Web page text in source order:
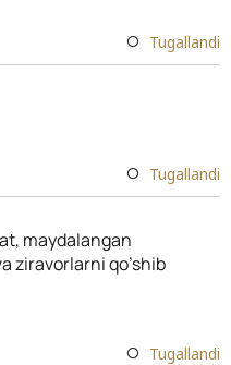
Tugallandi
Tugallandi
maydalangan
ziravorlarni qo’shib
Tugallandi